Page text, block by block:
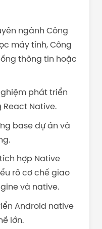
ngành Công
máy tính, Công
thông tin hoặc
phát triển
Native.
base dự án và
hợp Native
rõ cơ chế giao
và native.
Android native
lớn.